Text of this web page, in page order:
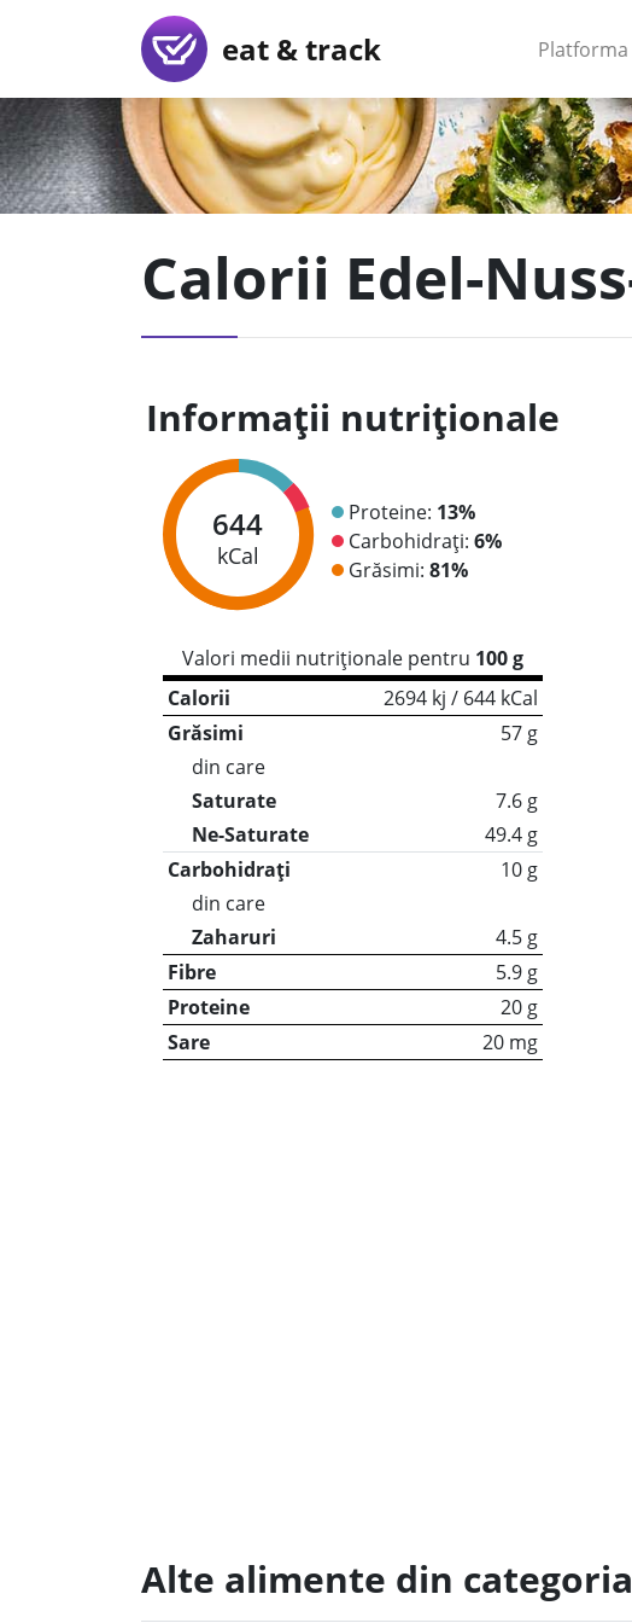
eat & track Platforma
Calorii Edel-
Informații nutriționale
644
kCal
Proteine: 13%
Carbohidrați: 6%
Grăsimi: 81%
Valori medii nutriționale pentru 100 g
Calorii
2694 kj / 644 kCal
Grăsimi
57 g
din care
Saturate
7.6 g
Ne-Saturate
49.4 g
Carbohidrați
10 g
din care
Zaharuri
4.5 g
Fibre
5.9 g
Proteine
20 g
Sare
20 mg
Alte alimente din